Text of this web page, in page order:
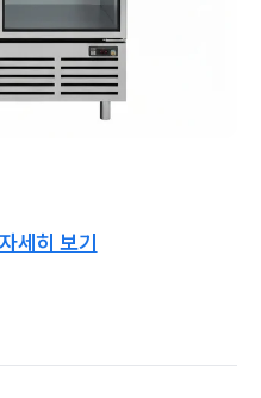
세히 보기